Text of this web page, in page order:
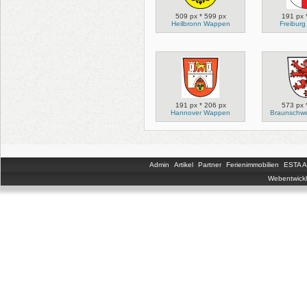
509 px * 599 px
Heilbronn Wappen
191 px
191 px * 206 px
Hannover Wappen
573 px
Admin Artikel Partner Ferienimmobilien
ESTA